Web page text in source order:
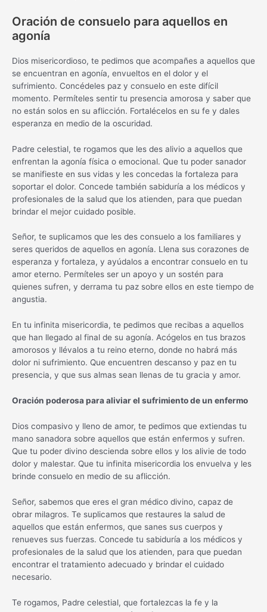
Oración de consuelo para aquellos en
agonía
Dios misericordioso, te pedimos que acompañes a aquellos que
se encuentran en agonía, envueltos en el dolor y el
sufrimiento. Concédeles paz y consuelo en este difícil
momento. Permíteles sentir tu presencia amorosa y saber que
no están solos en su aflicción. Fortalécelos en su fe y dales
esperanza en medio de la oscuridad.
Padre celestial, te rogamos que les des alivio a aquellos que
enfrentan la agonía física o emocional. Que tu poder sanador
se manifieste en sus vidas y les concedas la fortaleza para
soportar el dolor. Concede también sabiduría a los médicos y
profesionales de la salud que los atienden, para que puedan
brindar el mejor cuidado posible.
Señor, te suplicamos que les des consuelo a los familiares y
seres queridos de aquellos en agonía. Llena sus corazones de
esperanza y fortaleza, y ayúdalos a encontrar consuelo en tu
amor eterno. Permíteles ser un apoyo y un sostén para
quienes sufren, y derrama tu paz sobre ellos en este tiempo de
angustia.
En tu infinita misericordia, te pedimos que recibas a aquellos
que han llegado al final de su agonía. Acógelos en tus brazos
amorosos y llévalos a tu reino eterno, donde no habrá más
dolor ni sufrimiento. Que encuentren descanso y paz en tu
presencia, y que sus almas sean llenas de tu gracia y amor.
Oración poderosa para aliviar el sufrimiento de un enfermo
Dios compasivo y lleno de amor, te pedimos que extiendas tu
mano sanadora sobre aquellos que están enfermos y sufren.
Que tu poder divino descienda sobre ellos y los alivie de todo
dolor y malestar. Que tu infinita misericordia los envuelva y les
brinde consuelo en medio de su aflicción.
Señor, sabemos que eres el gran médico divino, capaz de
obrar milagros. Te suplicamos que restaures la salud de
aquellos que están enfermos, que sanes sus cuerpos y
renueves sus fuerzas. Concede tu sabiduría a los médicos y
profesionales de la salud que los atienden, para que puedan
encontrar el tratamiento adecuado y brindar el cuidado
necesario.
Te rogamos, Padre celestial, que fortalezcas la fe y la